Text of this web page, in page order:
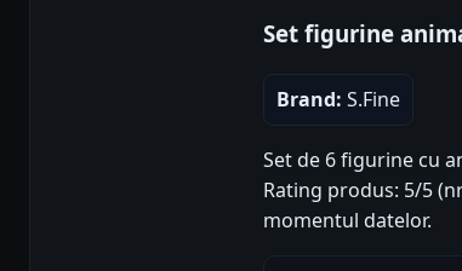
Set figurine
Brand: S.Fine
Set de 6 figurine cu
Rating produs: 5/5
momentul datelor.